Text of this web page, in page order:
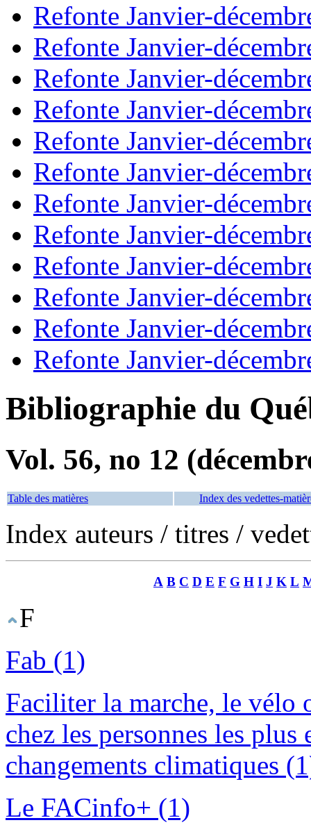
Refonte Janvier-
Refonte Janvier-
Refonte Janvier-
Refonte Janvier-
Refonte Janvier-
Refonte Janvier-
Refonte Janvier-
Refonte Janvier-
Refonte Janvier-
Refonte Janvier-
Refonte Janvier-
Refonte Janvier-
Bibliographie du
Vol. 56, no 12
Table des matières Index des vedettes-
Index auteurs / titres /
A B C D E F G H I J K L
F
Fab (1)
Faciliter la marche, le vélo
chez les personnes les plus
changements climatiques
Le FACinfo+ (1)